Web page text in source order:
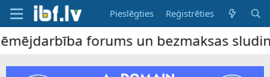
Pieslēgties Reģistrēties
forums un bezmaksas